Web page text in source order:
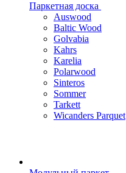
Паркетная доска
Auswood
Baltic Wood
Golvabia
Kahrs
Karelia
Polarwood
Sinteros
Sommer
Tarkett
Wicanders Parquet